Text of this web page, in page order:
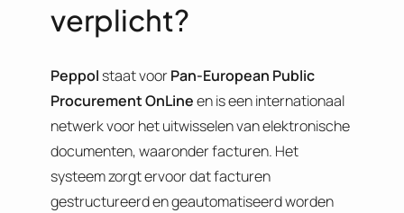
verplicht?
Peppol staat voorPan-European Public
Procurement OnLineen is een internationaal
netwerk voor het uitwisselen van elektronische
documenten, waaronder facturen. Het
systeem zorgt ervoor dat facturen
gestructureerd en geautomatiseerd worden